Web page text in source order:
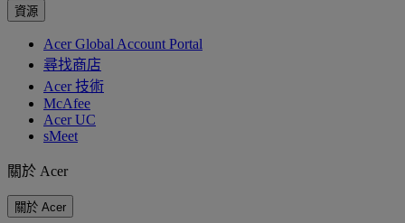
資源
Acer Global Account Portal
尋找商店
Acer 技術
McAfee
Acer UC
sMeet
關於 Acer
關於 Acer